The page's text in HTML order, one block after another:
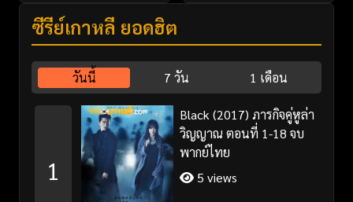
ซีรี่ย์เกาหลี ยอดฮิต
วันนี้ 7 วัน 1 เดือน
1
Black (2017) ภารกิจคู่หูล่า
วิญญาณ ตอนที่ 1-18 จบ
พากย์ไทย
5 views